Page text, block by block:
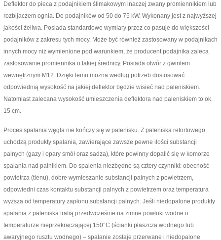
Deflektor do pieca z podajnikiem ślimakowym inaczej zwany promiennikiem lub
rozbijaczem ognia. Do podajników od 50 do 75 kW. Wykonany jest z najwyższej
jakości żeliwa. Posiada standardowe wymiary przez co pasuje do większości
podajników z zakresu tych mocy. Może być również zastosowany w podajnikach
innych mocy niż wymienione pod warunkiem, że producent podajnika zaleca
zastosowanie promiennika o takiej średnicy. Posiada otwór z gwintem
wewnętrznym M12. Dzięki temu można według potrzeb dostosować
odpowiednią wysokość na jakiej deflektor będzie wisieć nad paleniskiem.
Natomiast zalecana wysokość umieszczenia deflektora nad paleniskiem to ok.
15 cm.
Proces spalania węgla nie kończy się w palenisku. Z paleniska retortowego
uchodzą produkty spalania, zawierające zawsze pewne ilości substancji
palnych (gazy i opary smół oraz sadza), które powinny dopalić się w komorze
spalania nad palnikiem. Do spalenia niezbędne są cztery czynniki: obecność
powietrza (tlenu), dobre wymieszanie substancji palnych z powietrzem,
odpowiedni czas kontaktu substancji palnych z powietrzem oraz temperatura
wyższa od temperatury zapłonu substancji palnych. Jeśli niedopalone produkty
spalania z paleniska trafią przedwcześnie na zimne powłoki wodne o
temperaturze nieprzekraczającej 150°C (ścianki płaszcza wodnego lub
awaryjnego rusztu wodnego) – spalanie zostaje przerwane i niedopalone